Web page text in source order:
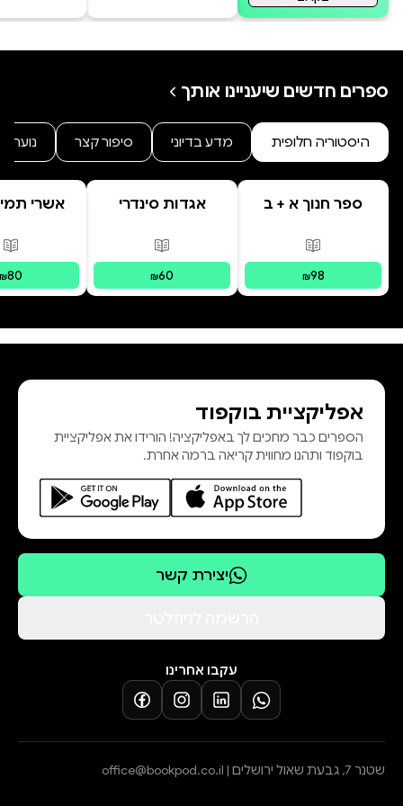
ספרים חדשים שיעניינו אותך
היסטוריה חלופית מדע בדיוני סיפור קצר נוער
ספר חנוך א + ב
פורמטים זמינים מודפס
₪98
אגדות סינדרי
פורמטים זמינים
מודפס
₪60
אשרי
₪80
אפליקציית בוקפוד
הספרים כבר מחכים לך באפליקציה! הורידו את אפליקציית
בוקפוד ותהנו מחווית קריאה ברמה אחרת.
יצירת קשר
עקבו אחרינו
שטנר 7, גבעת שאול ירושלים | office@bookpod.co.il